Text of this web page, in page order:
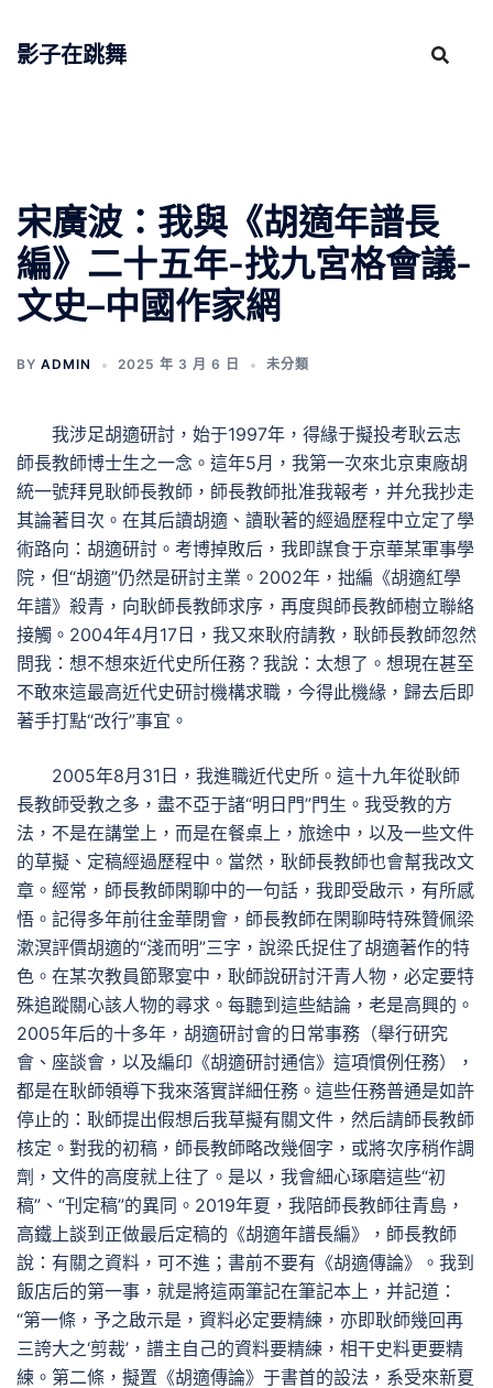
影子在跳舞
宋廣波：我與《胡適年譜長
編》二十五年-找九宮格會議-
文史–中國作家網
BY ADMIN 2025 年 3 月 6 日 未分類
我涉足胡適研討，始于1997年，得緣于擬投考耿云志
師長教師博士生之一念。這年5月，我第一次來北京東廠胡
統一號拜見耿師長教師，師長教師批准我報考，并允我抄走
其論著目次。在其后讀胡適、讀耿著的經過歷程中立定了學
術路向：胡適研討。考博掉敗后，我即謀食于京華某軍事學
院，但“胡適”仍然是研討主業。2002年，拙編《胡適紅學
年譜》殺青，向耿師長教師求序，再度與師長教師樹立聯絡
接觸。2004年4月17日，我又來耿府請教，耿師長教師忽然
問我：想不想來近代史所任務？我說：太想了。想現在甚至
不敢來這最高近代史研討機構求職，今得此機緣，歸去后即
著手打點“改行”事宜。
2005年8月31日，我進職近代史所。這十九年從耿師
長教師受教之多，盡不亞于諸“明日門”門生。我受教的方
法，不是在講堂上，而是在餐桌上，旅途中，以及一些文件
的草擬、定稿經過歷程中。當然，耿師長教師也會幫我改文
章。經常，師長教師閑聊中的一句話，我即受啟示，有所感
悟。記得多年前往金華閉會，師長教師在閑聊時特殊贊佩梁
漱溟評價胡適的“淺而明”三字，說梁氏捉住了胡適著作的特
色。在某次教員節聚宴中，耿師說研討汗青人物，必定要特
殊追蹤關心該人物的尋求。每聽到這些結論，老是高興的。
2005年后的十多年，胡適研討會的日常事務（舉行研究
會、座談會，以及編印《胡適研討通信》這項慣例任務），
都是在耿師領導下我來落實詳細任務。這些任務普通是如許
停止的：耿師提出假想后我草擬有關文件，然后請師長教師
核定。對我的初稿，師長教師略改幾個字，或將次序稍作調
劑，文件的高度就上往了。是以，我會細心琢磨這些“初
稿”、“刊定稿”的異同。2019年夏，我陪師長教師往青島，
高鐵上談到正做最后定稿的《胡適年譜長編》，師長教師
說：有關之資料，可不進；書前不要有《胡適傳論》。我到
飯店后的第一事，就是將這兩筆記在筆記本上，并記道：
“第一條，予之啟示是，資料必定要精練，亦即耿師幾回再
三誇大之‘剪裁’，譜主自己的資料要精練，相干史料更要精
練。第二條，擬置《胡適傳論》于書首的設法，系受來新夏